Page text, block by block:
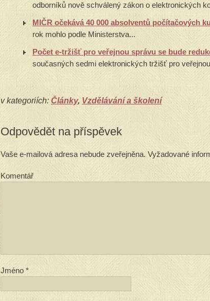
odborníků nově schválený zákon o elektronických
MIČR očekává 40 000 absolventů počítačových
rok mohlo podle Ministerstva...
Počet e-tržišť pro veřejnou správu se bude
současných sedmi elektronických tržišť pro
v kategoriích: Články, Vzdělávání a školení
Odpovědět na příspěvek
Vaše e-mailová adresa nebude zveřejněna. Vyžadované
Komentář
Jméno *